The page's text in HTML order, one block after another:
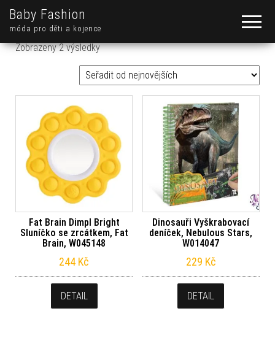
Baby Fashion
móda pro děti a kojence
Zobrazeny 2 výsledkySeřazeno od nejnovějších
Fat Brain Dimpl Bright
Sluníčko se zrcátkem, Fat
Brain, W045148
244 Kč
DETAIL
Dinosauři Vyškrabovací
deníček, Nebulous Stars,
W014047
229 Kč
DETAIL